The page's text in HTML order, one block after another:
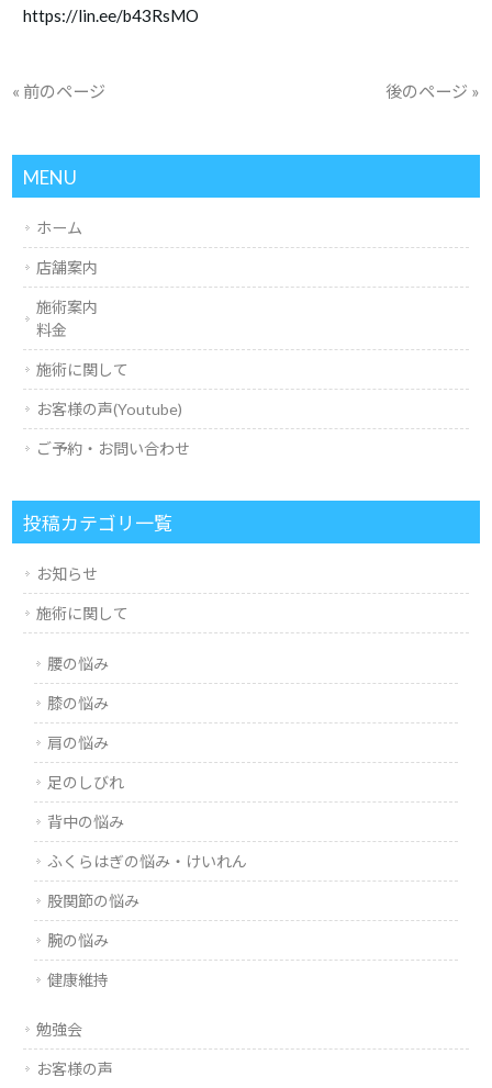
https://lin.ee/b43RsMO
« 前のページ 後のページ »
MENU
ホーム
店舗案内
施術案内
料金
施術に関して
お客様の声(Youtube)
ご予約・お問い合わせ
投稿カテゴリ一覧
お知らせ
施術に関して
腰の悩み
膝の悩み
肩の悩み
足のしびれ
背中の悩み
ふくらはぎの悩み・けいれん
股関節の悩み
腕の悩み
健康維持
勉強会
お客様の声